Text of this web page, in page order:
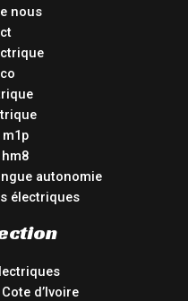
nous
autonomie
électriques
d’Ivoire